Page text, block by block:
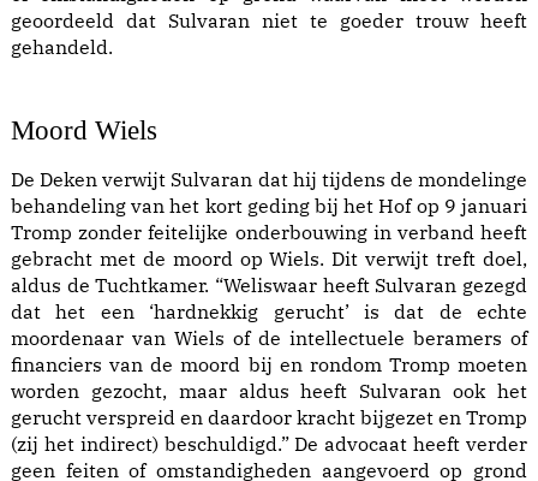
geoordeeld dat Sulvaran niet te goeder trouw heeft
gehandeld.
Moord Wiels
De Deken verwijt Sulvaran dat hij tijdens de mondelinge
behandeling van het kort geding bij het Hof op 9 januari
Tromp zonder feitelijke onderbouwing in verband heeft
gebracht met de moord op Wiels. Dit verwijt treft doel,
aldus de Tuchtkamer. “Weliswaar heeft Sulvaran gezegd
dat het een ‘hardnekkig gerucht’ is dat de echte
moordenaar van Wiels of de intellectuele beramers of
financiers van de moord bij en rondom Tromp moeten
worden gezocht, maar aldus heeft Sulvaran ook het
gerucht verspreid en daardoor kracht bijgezet en Tromp
(zij het indirect) beschuldigd.” De advocaat heeft verder
geen feiten of omstandigheden aangevoerd op grond